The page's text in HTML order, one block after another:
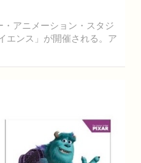
アニメーション・スタジ
エンス」が開催される。ア